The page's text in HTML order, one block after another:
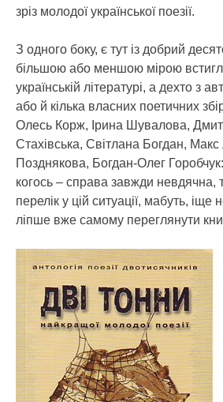
зріз молодої української поезії.
З одного боку, є тут із добрий
більшою або меншою мірою
українській літературі, а дехто з
або й кілька власних поетичних
Олесь Корж, Ірина Шувалова,
Стахівська, Світлана Богдан,
Позднякова, Богдан-Олег
когось – справа завжди невдячна,
перелік у цій ситуації, мабуть, іще
ліпше вже самому переглянути